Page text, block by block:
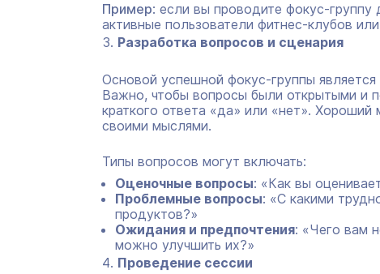
Пример: если вы проводите фокус-группу
активные пользователи фитнес-клубов
Разработка вопросов и сценария
Основой успешной фокус-группы
Важно, чтобы вопросы были открытыми и
краткого ответа «да» или «нет». Хороший
своими мыслями.
Типы вопросов могут включать:
Оценочные вопросы: «Как вы
Проблемные вопросы: «С какими
продуктов?»
Ожидания и предпочтения: «Чего вам
можно улучшить их?»
Проведение сессии